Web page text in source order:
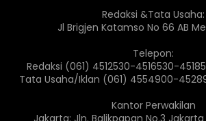
Redaksi &Tata Usaha:
Jl Brigjen Katamso No 66 AB
Telepon:
Redaksi (061) 4512530-4516530-
Tata Usaha/Iklan (061) 4554900-
Kantor Perwakilan